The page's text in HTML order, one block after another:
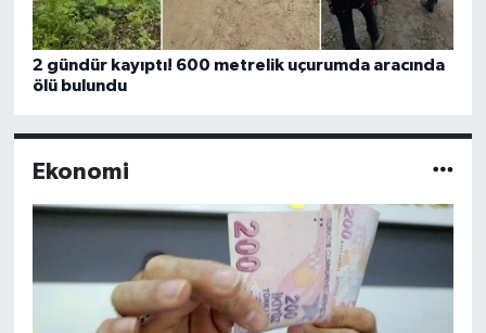
2 gündür kayıptı! 600 metrelik uçurumda aracında
ölü bulundu
Ekonomi